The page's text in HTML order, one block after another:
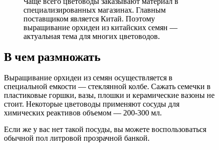
специализированных магазинах. Главным
поставщиком является Китай. Поэтому
выращивание орхидеи из китайских семян —
актуальная тема для многих цветоводов.
В чем размножать
Выращивание орхидеи из семян осуществляется в
специальной емкости — стеклянной колбе. Сажать семечки в
пластиковые горшки, вазы, плошки и керамические вазоны не
стоит. Некоторые цветоводы применяют сосуды для
химических реактивов объемом — 200-300 мл.
Если же у вас нет такой посуды, вы можете воспользоваться
обычной пол литровой прозрачной банкой.